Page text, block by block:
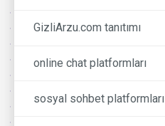
GizliArzu.com tanıtımı
online chat platformları
sosyal sohbet platformları